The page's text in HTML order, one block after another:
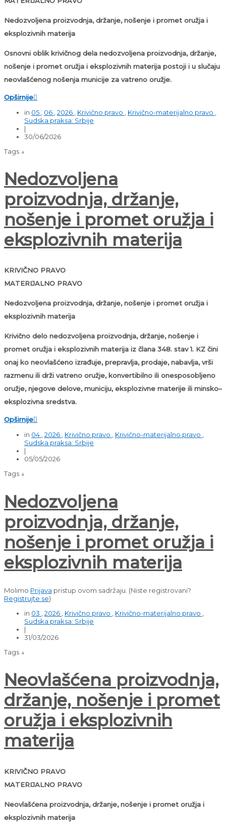
Nedozvoljena proizvodnja, držanje, nošenje i promet oružja i
eksplozivnih materija
Osnovni oblik krivičnog dela nedozvoljena proizvodnja, držanje,
nošenje i promet oružja i eksplozivnih materija postoji i u slučaju
neovlašćenog nošenja municije za vatreno oružje.
Opširnije
in 05 06 2026 Krivično pravo Krivično-materijalno pravo
Sudska praksa: Srbije
|
30/06/2026
Tags ↓
Nedozvoljena
proizvodnja, držanje,
nošenje i promet oružja i
eksplozivnih materija
KRIVIČNO PRAVO
MATERIJALNO PRAVO
Nedozvoljena proizvodnja, držanje, nošenje i promet oružja i
eksplozivnih materija
Krivično delo nedozvoljena proizvodnja, držanje, nošenje i
promet oružja i eksplozivnih materija iz člana 348. stav 1. KZ čini
onaj ko neovlašćeno izrađuje, prepravlja, prodaje, nabavlja, vrši
razmenu ili drži vatreno oružje, konvertibilno ili onesposobljeno
oružje, njegove delove, municiju, eksplozivne materije ili minsko–
eksplozivna sredstva.
Opširnije
in 04 ,2026 , Krivično pravo , Krivično-materijalno pravo ,
Sudska praksa: Srbije
|
05/05/2026
Tags ↓
Nedozvoljena
proizvodnja, držanje,
nošenje i promet oružja i
eksplozivnih materija
Molimo Prijava pristup ovom sadržaju. (Niste registrovani?
Registrujte se)
in 03 2026 Krivično pravo Krivično-materijalno pravo
Sudska praksa: Srbije
|
31/03/2026
Tags ↓
Neovlašćena proizvodnja,
držanje, nošenje i promet
oružja i eksplozivnih
materija
KRIVIČNO PRAVO
MATERIJALNO PRAVO
Neovlašćena proizvodnja, držanje, nošenje i promet oružja i
eksplozivnih materija